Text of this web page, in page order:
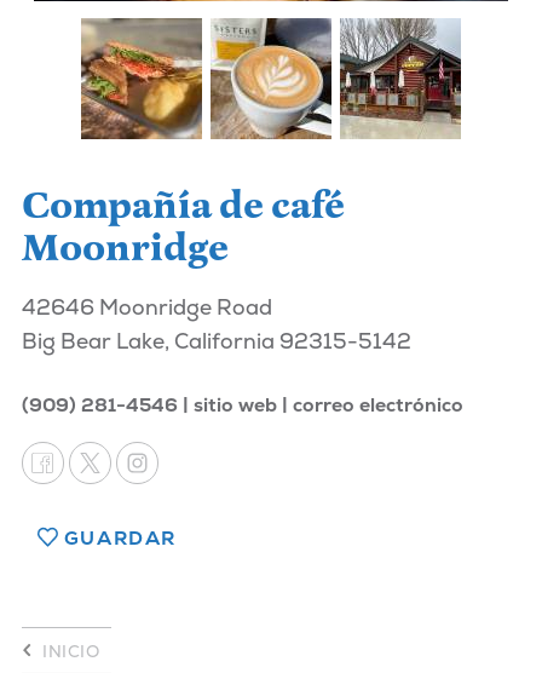
Compañía de café
Moonridge
42646 Moonridge Road
Big Bear Lake, California 92315-5142
(909) 281-4546 sitio web correo electrónico
GUARDAR
INICIO